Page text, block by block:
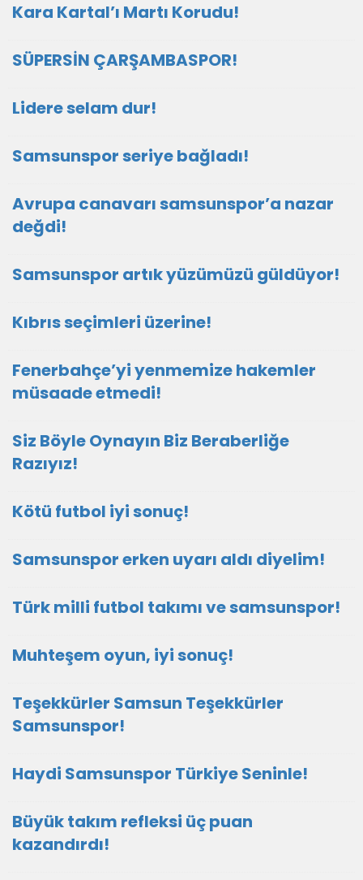
Kara Kartal’ı Martı Korudu!
SÜPERSİN ÇARŞAMBASPOR!
Lidere selam dur!
Samsunspor seriye bağladı!
Avrupa canavarı samsunspor’a nazar
değdi!
Samsunspor artık yüzümüzü güldüyor!
Kıbrıs seçimleri üzerine!
Fenerbahçe’yi yenmemize hakemler
müsaade etmedi!
Siz Böyle Oynayın Biz Beraberliğe
Razıyız!
Kötü futbol iyi sonuç!
Samsunspor erken uyarı aldı diyelim!
Türk milli futbol takımı ve samsunspor!
Muhteşem oyun, iyi sonuç!
Teşekkürler Samsun Teşekkürler
Samsunspor!
Haydi Samsunspor Türkiye Seninle!
Büyük takım refleksi üç puan
kazandırdı!